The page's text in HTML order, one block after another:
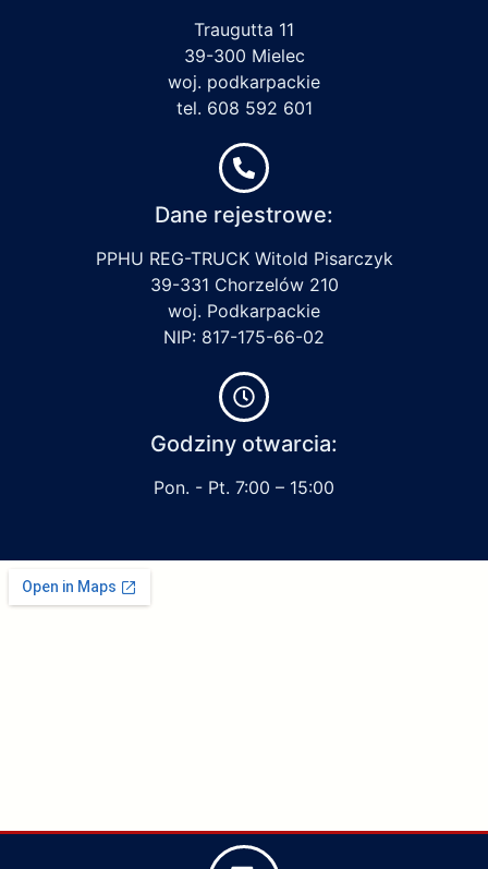
Traugutta 11
39-300 Mielec
woj. podkarpackie
tel. 608 592 601
Dane rejestrowe:
PPHU REG-TRUCK Witold Pisarczyk
39-331 Chorzelów 210
woj. Podkarpackie
NIP: 817-175-66-02
Godziny otwarcia:
Pon. - Pt. 7:00 – 15:00